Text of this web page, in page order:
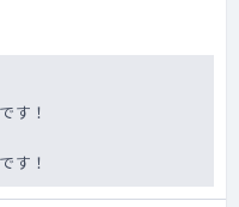
す！
す！